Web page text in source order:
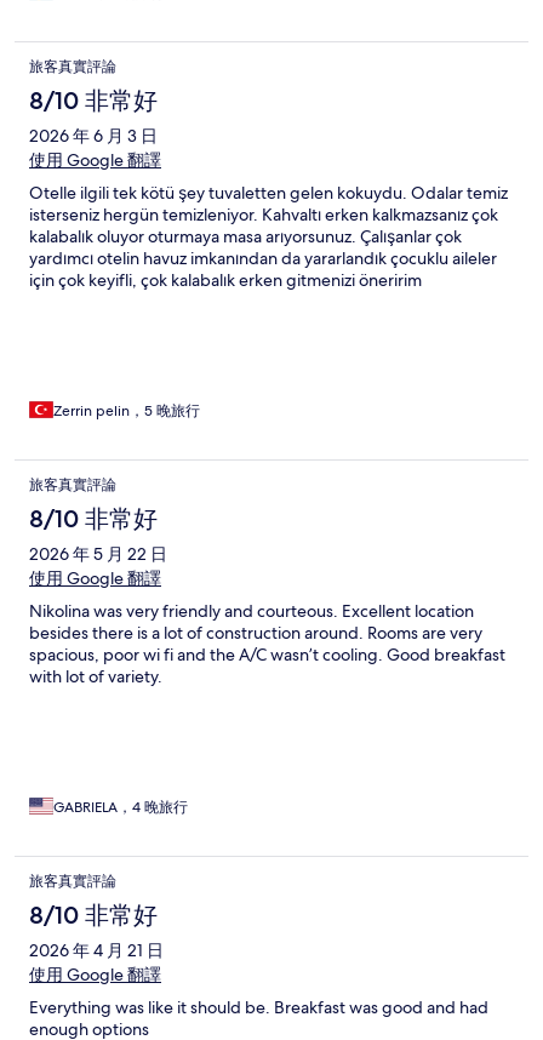
旅客真實評論
8/10 非常好
2026 年 6 月 3 日
使用 Google 翻譯
Otelle ilgili tek kötü şey tuvaletten gelen kokuydu. Odalar temiz
isterseniz hergün temizleniyor. Kahvaltı erken kalkmazsanız çok
kalabalık oluyor oturmaya masa arıyorsunuz. Çalışanlar çok
yardımcı otelin havuz imkanından da yararlandık çocuklu aileler
için çok keyifli, çok kalabalık erken gitmenizi öneririm
Zerrin pelin，5 晚旅行
旅客真實評論
8/10 非常好
2026 年 5 月 22 日
使用 Google 翻譯
Nikolina was very friendly and courteous. Excellent location
besides there is a lot of construction around. Rooms are very
spacious, poor wi fi and the A/C wasn’t cooling. Good breakfast
with lot of variety.
GABRIELA，4 晚旅行
旅客真實評論
8/10 非常好
2026 年 4 月 21 日
使用 Google 翻譯
Everything was like it should be. Breakfast was good and had
enough options